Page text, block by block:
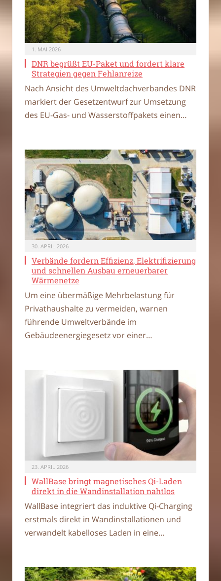
1. MAI 2026
DNR begrüßt EU-Paket und fordert klare
Strategien gegen Fehlanreize
Nach Ansicht des Umweltdachverbandes DNR
markiert der Gesetzentwurf zur Umsetzung
des EU-Gas- und Wasserstoffpakets einen…
30. APRIL 2026
Verbände fordern Effizienz, Elektrifizierung
und schnellen Ausbau erneuerbarer
Wärmenetze
Um eine übermäßige Mehrbelastung für
Privathaushalte zu vermeiden, warnen
führende Umweltverbände im
Gebäudeenergiegesetz vor einer…
23. APRIL 2026
WallBase bringt magnetisches Qi-Laden
direkt in die Wandinstallation nahtlos
WallBase integriert das induktive Qi-Charging
erstmals direkt in Wandinstallationen und
verwandelt kabelloses Laden in eine…